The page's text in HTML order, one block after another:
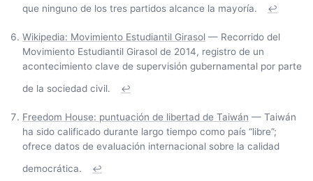
que ninguno de los tres partidos alcance la mayoría.
↩
Wikipedia: Movimiento Estudiantil Girasol — Recorrido del
Movimiento Estudiantil Girasol de 2014, registro de un
acontecimiento clave de supervisión gubernamental por parte
de la sociedad civil.
↩
Freedom House: puntuación de libertad de Taiwán — Taiwán
ha sido calificado durante largo tiempo como país “libre”;
ofrece datos de evaluación internacional sobre la calidad
democrática.
↩